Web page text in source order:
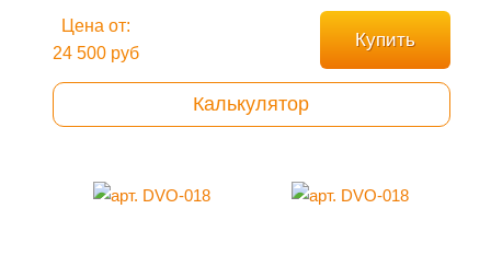
Цена от:
24 500 руб
Купить
Калькулятор